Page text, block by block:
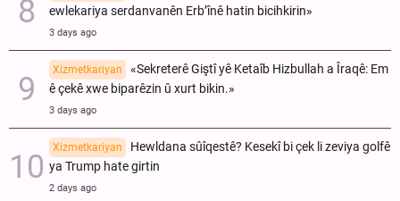
ewlekariya serdanvanên Erb’înê hatin bicihkirin»
3 days ago
Xizmetkariyan
«Sekreterê Giştî yê Ketaîb Hizbullah a Îraqê: Em
ê çekê xwe biparêzin û xurt bikin.»
3 days ago
Xizmetkariyan
Hewldana sûîqestê? Kesekî bi çek li zeviya golfê
ya Trump hate girtin
2 days ago